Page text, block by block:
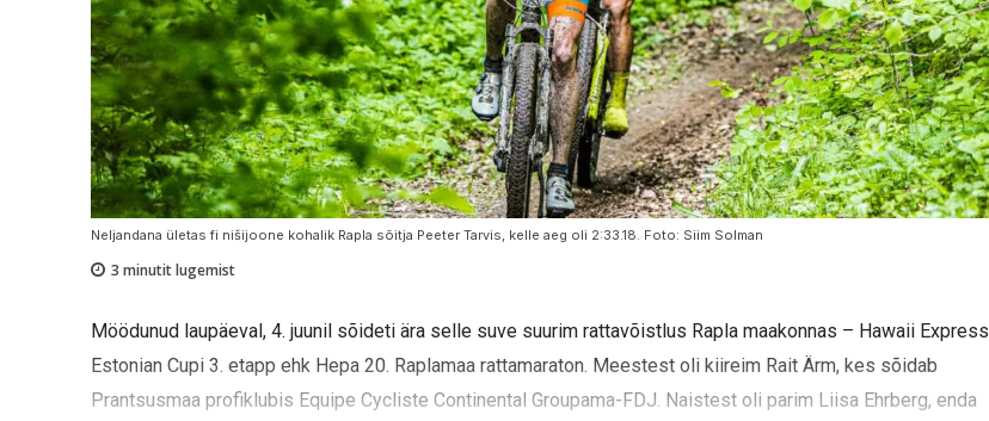
Neljandana ületas fi nišijoone kohalik Rapla sõitja Peeter Tarvis, kelle aeg oli 2:33.18. Foto: Siim Solman
3 minutit lugemist
Möödunud laupäeval, 4. juunil sõideti ära selle suve suurim rattavõistlus Rapla maakonnas – Hawaii Express
Estonian Cupi 3. etapp ehk Hepa 20. Raplamaa rattamaraton. Meestest oli kiireim Rait Ärm, kes sõidab
Prantsusmaa profiklubis Equipe Cycliste Continental Groupama-FDJ. Naistest oli parim Liisa Ehrberg, enda